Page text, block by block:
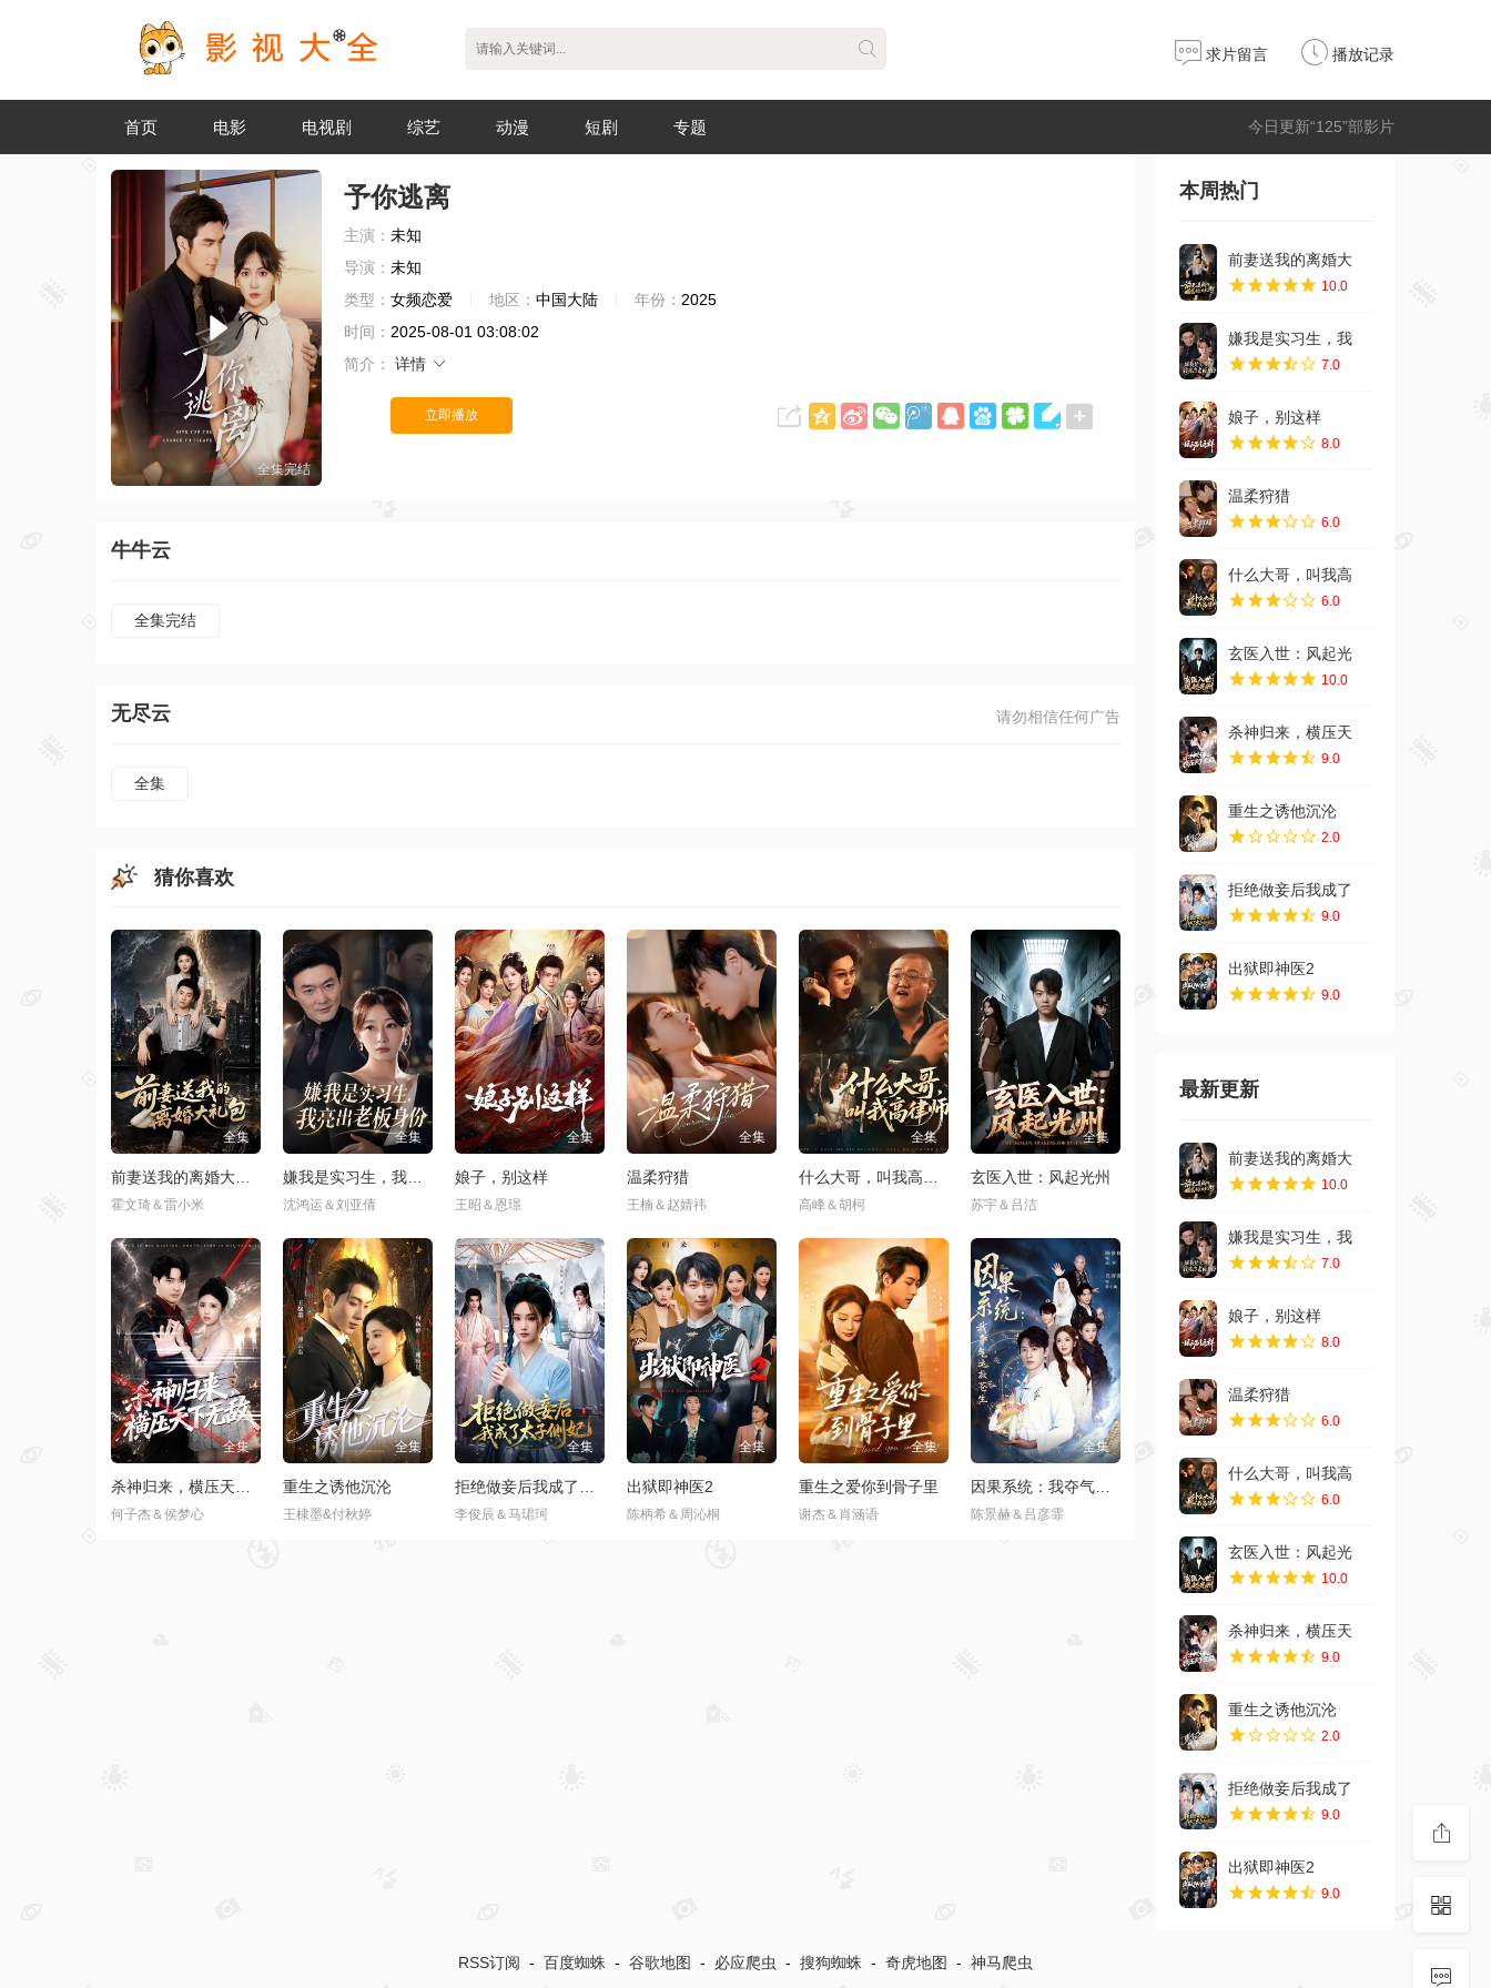
求片留言 播放记录
今日更新“125”部影片
首页 电影 电视剧 综艺 动漫 短剧 专题
全集完结
予你逃离
主演： 未知
导演： 未知
类型： 女频恋爱 地区： 中国大陆 年份： 2025
时间： 2025-08-01 03:08:02
简介：
详情
立即播放
牛牛云
全集完结
请勿相信任何广告
无尽云
全集
猜你喜欢
拒绝做妾后我成了太子侧妃 出狱即神医2 重生之爱你到骨子里
本周热门
前妻送我的离婚大
10.0
嫌我是实习生，我
7.0
娘子，别这样
8.0
温柔狩猎
6.0
什么大哥，叫我高
6.0
玄医入世：风起光
10.0
杀神归来，横压天
9.0
重生之诱他沉沦
2.0
拒绝做妾后我成了
9.0
出狱即神医2
9.0
最新更新
前妻送我的离婚大
10.0
嫌我是实习生，我
7.0
娘子，别这样
8.0
温柔狩猎
6.0
什么大哥，叫我高
6.0
玄医入世：风起光
10.0
杀神归来，横压天
9.0
重生之诱他沉沦
2.0
拒绝做妾后我成了
9.0
出狱即神医2
9.0